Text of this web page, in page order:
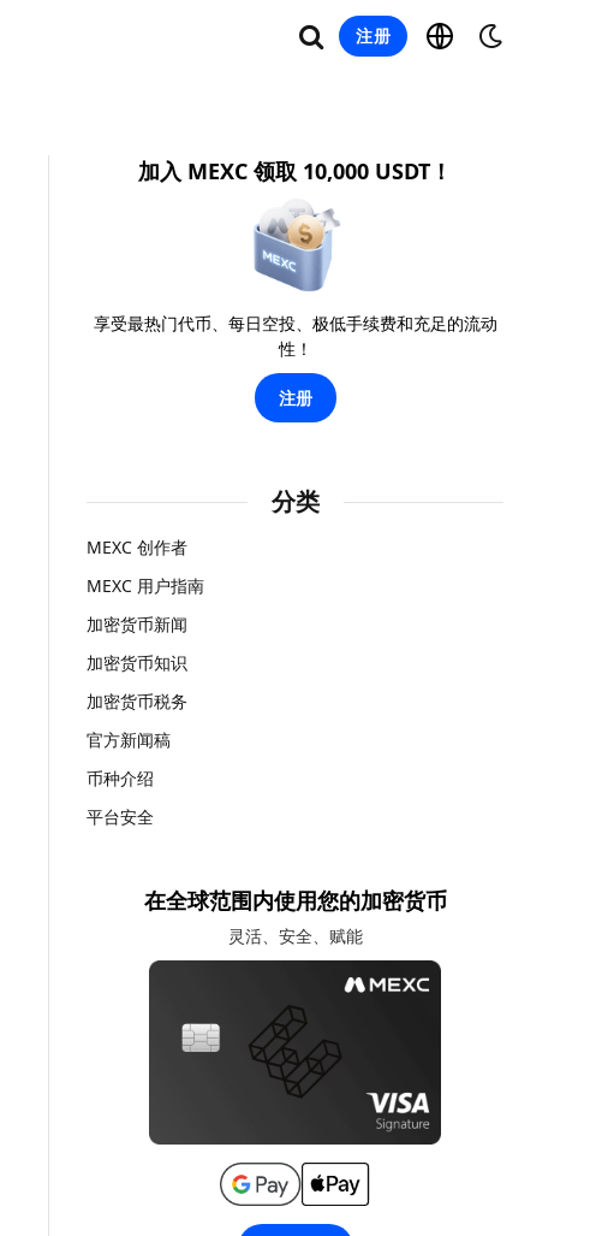
注册
加入 MEXC 领取 10,000 USDT！
享受最热门代币、每日空投、极低手续费和充足的流动
性！
注册
分类
MEXC 创作者
MEXC 用户指南
加密货币新闻
加密货币知识
加密货币税务
官方新闻稿
币种介绍
平台安全
在全球范围内使用您的加密货币
灵活、安全、赋能